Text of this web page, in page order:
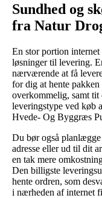
Sundhed og
fra Natur
En stor portion
løsninger til levering.
nærværende at få
for dig at hente
overkommelig, samt tit
leveringstype ved køb
Hvede- Og Byggræs
Du bør også
adresse eller ud til dit
en tak mere
Den billigste
hente ordren, som
i nærheden af internet